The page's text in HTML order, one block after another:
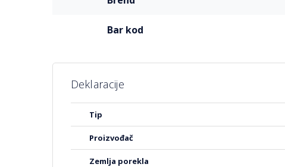
bar kod
Deklaracije
informacija
tip
proizvođač
zemlja porekla